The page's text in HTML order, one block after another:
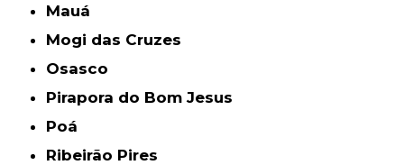
Mauá
Mogi das Cruzes
Osasco
Pirapora do Bom Jesus
Poá
Ribeirão Pires